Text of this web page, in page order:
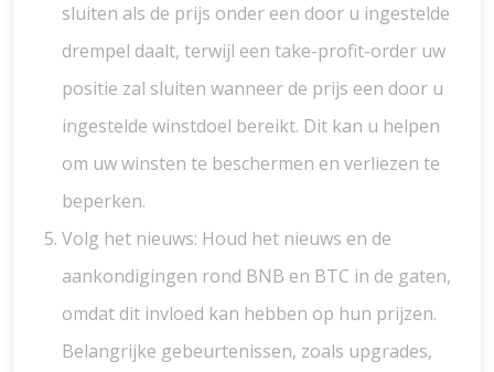
sluiten als de prijs onder een door u ingestelde
drempel daalt, terwijl een take-profit-order uw
positie zal sluiten wanneer de prijs een door u
ingestelde winstdoel bereikt. Dit kan u helpen
om uw winsten te beschermen en verliezen te
beperken.
Volg het nieuws: Houd het nieuws en de
aankondigingen rond BNB en BTC in de gaten,
omdat dit invloed kan hebben op hun prijzen.
Belangrijke gebeurtenissen, zoals upgrades,